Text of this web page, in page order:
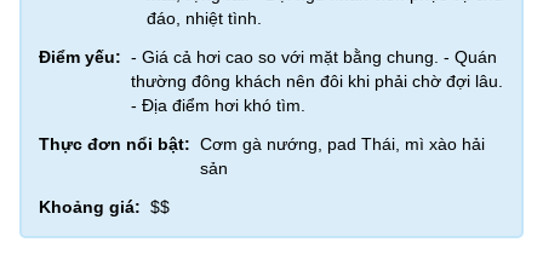
đáo, nhiệt tình.
Điểm yếu: - Giá cả hơi cao so với mặt bằng chung. - Quán
thường đông khách nên đôi khi phải chờ đợi lâu.
- Địa điểm hơi khó tìm.
Thực đơn nổi bật: Cơm gà nướng, pad Thái, mì xào hải
sản
Khoảng giá: $$